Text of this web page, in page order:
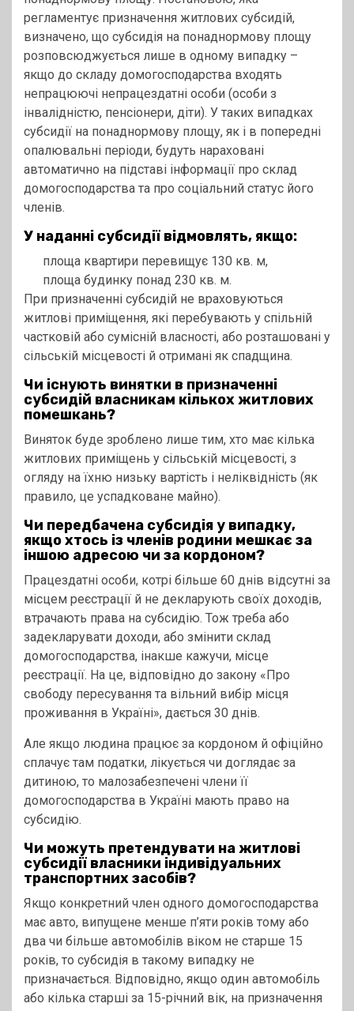
регламентує призначення житлових субсидій,
визначено, що субсидія на понаднормову площу
розповсюджується лише в одному випадку –
якщо до складу домогосподарства входять
непрацюючі непрацездатні особи (особи з
інвалідністю, пенсіонери, діти). У таких випадках
субсидії на понаднормову площу, як і в попередні
опалювальні періоди, будуть нараховані
автоматично на підставі інформації про склад
домогосподарства та про соціальний статус його
членів.
У наданні субсидії відмовлять, якщо:
площа квартири перевищує 130 кв. м,
площа будинку понад 230 кв. м.
При призначенні субсидій не враховуються
житлові приміщення, які перебувають у спільній
частковій або сумісній власності, або розташовані у
сільській місцевості й отримані як спадщина.
Чи існують винятки в призначенні
субсидій власникам кількох житлових
помешкань?
Виняток буде зроблено лише тим, хто має кілька
житлових приміщень у сільській місцевості, з
огляду на їхню низьку вартість і неліквідність (як
правило, це успадковане майно).
Чи передбачена субсидія у випадку,
якщо хтось із членів родини мешкає за
іншою адресою чи за кордоном?
Працездатні особи, котрі більше 60 днів відсутні за
місцем реєстрації й не декларують своїх доходів,
втрачають права на субсидію. Тож треба або
задекларувати доходи, або змінити склад
домогосподарства, інакше кажучи, місце
реєстрації. На це, відповідно до закону «Про
свободу пересування та вільний вибір місця
проживання в Україні», дається 30 днів.
Але якщо людина працює за кордоном й офіційно
сплачує там податки, лікується чи доглядає за
дитиною, то малозабезпечені члени її
домогосподарства в Україні мають право на
субсидію.
Чи можуть претендувати на житлові
субсидії власники індивідуальних
транспортних засобів?
Якщо конкретний член одного домогосподарства
має авто, випущене менше п’яти років тому або
два чи більше автомобілів віком не старше 15
років, то субсидія в такому випадку не
призначається. Відповідно, якщо один автомобіль
або кілька старші за 15-річний вік, на призначення